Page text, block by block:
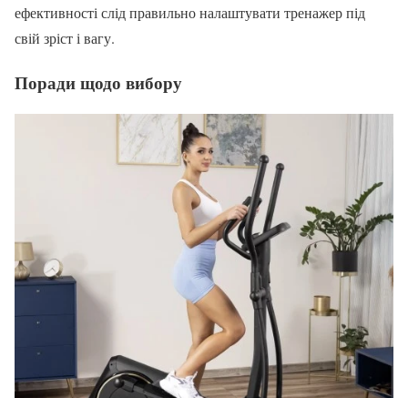
ефективності слід правильно налаштувати тренажер під
свій зріст і вагу.
Поради щодо вибору